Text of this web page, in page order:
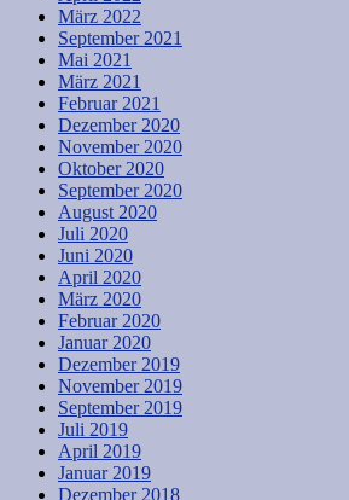
März 2022
September 2021
Mai 2021
März 2021
Februar 2021
Dezember 2020
November 2020
Oktober 2020
September 2020
August 2020
Juli 2020
Juni 2020
April 2020
März 2020
Februar 2020
Januar 2020
Dezember 2019
November 2019
September 2019
Juli 2019
April 2019
Januar 2019
Dezember 2018